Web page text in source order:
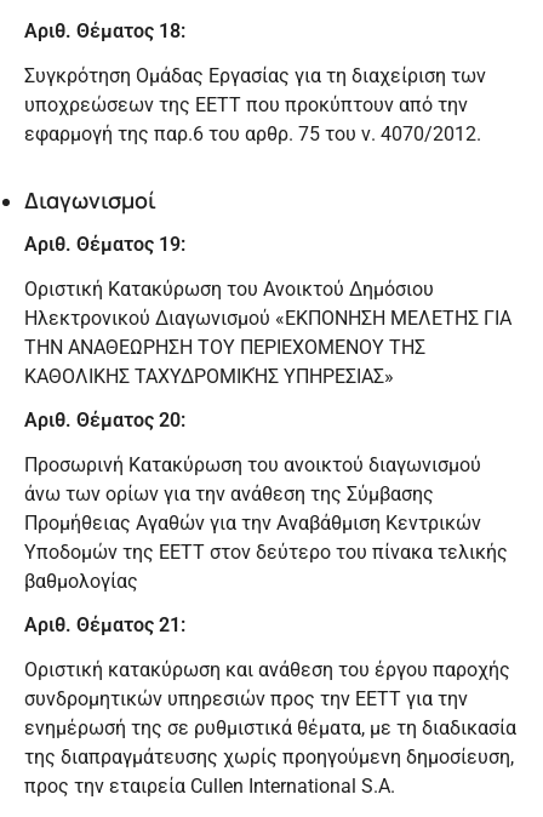
Αριθ. Θέματος 18:
Συγκρότηση Ομάδας Εργασίας για τη διαχείριση των
υποχρεώσεων της ΕΕΤΤ που προκύπτουν από την
εφαρμογή της παρ.6 του αρθρ. 75 του ν. 4070/2012.
Διαγωνισμοί
Αριθ. Θέματος 19:
Οριστική Κατακύρωση του Ανοικτού Δημόσιου
Ηλεκτρονικού Διαγωνισμού «ΕΚΠΟΝΗΣΗ ΜΕΛΕΤΗΣ ΓΙΑ
ΤΗΝ ΑΝΑΘΕΩΡΗΣΗ ΤΟΥ ΠΕΡΙΕΧΟΜΕΝΟΥ ΤΗΣ
ΚΑΘΟΛΙΚΗΣ ΤΑΧΥΔΡΟΜΙΚΉΣ ΥΠΗΡΕΣΙΑΣ»
Αριθ. Θέματος 20:
Προσωρινή Κατακύρωση του ανοικτού διαγωνισμού
άνω των ορίων για την ανάθεση της Σύμβασης
Προμήθειας Αγαθών για την Αναβάθμιση Κεντρικών
Υποδομών της ΕΕΤΤ στον δεύτερο του πίνακα τελικής
βαθμολογίας
Αριθ. Θέματος 21:
Οριστική κατακύρωση και ανάθεση του έργου παροχής
συνδρομητικών υπηρεσιών προς την ΕΕΤΤ για την
ενημέρωσή της σε ρυθμιστικά θέματα, με τη διαδικασία
της διαπραγμάτευσης χωρίς προηγούμενη δημοσίευση,
προς την εταιρεία Cullen International S.A.